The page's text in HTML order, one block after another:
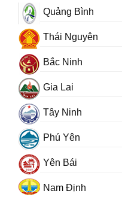
Quảng Bình
Thái Nguyên
Bắc Ninh
Gia Lai
Tây Ninh
Phú Yên
Yên Bái
Nam Định